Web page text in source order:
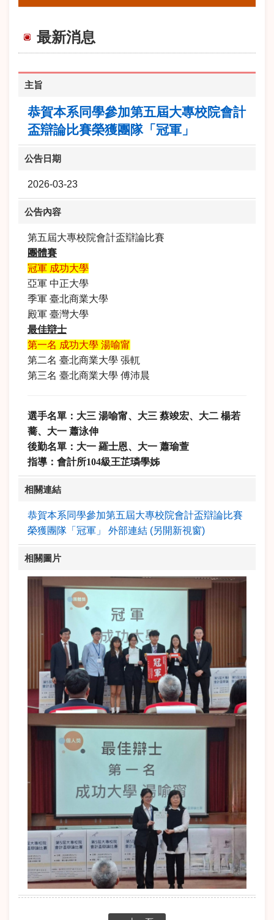
最新消息
主旨
恭賀本系同學參加第五屆大專校院會計
盃辯論比賽榮獲團隊「冠軍」
公告日期
2026-03-23
公告內容
第五屆大專校院會計盃辯論比賽
團體賽
冠軍 成功大學
亞軍 中正大學
季軍 臺北商業大學
殿軍 臺灣大學
最佳辯士
第一名 成功大學 湯喻甯
第二名 臺北商業大學 張軏
第三名 臺北商業大學 傅沛晨
選手名單：大三 湯喻甯、大三 蔡竣宏、大二 楊若
蕎、大一 蕭泳伸
後勤名單：大一 羅士恩、大一 蕭瑜萱
指導：會計所104級王芷璘學姊
相關連結
恭賀本系同學參加第五屆大專校院會計盃辯論比賽
榮獲團隊「冠軍」 外部連結 (另開新視窗)
相關圖片